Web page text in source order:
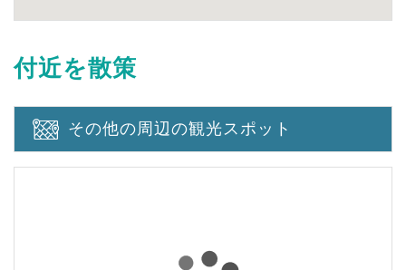
付近を散策
その他の周辺の観光スポット